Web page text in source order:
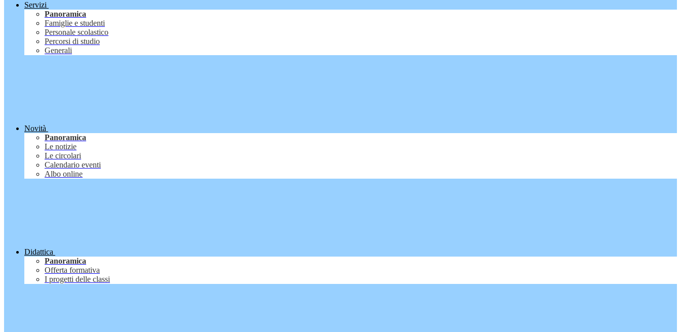
Servizi
Panoramica
Famiglie e studenti
Personale scolastico
Percorsi di studio
Generali
Novità
Panoramica
Le notizie
Le circolari
Calendario eventi
Albo online
Didattica
Panoramica
Offerta formativa
I progetti delle classi